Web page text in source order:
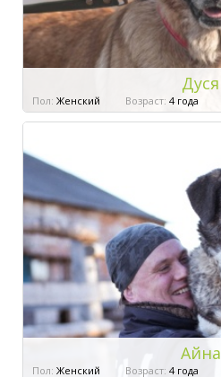
Дуся
Пол: Женский Возраст: 4 года
Айна
Пол: Женский Возраст: 4 года